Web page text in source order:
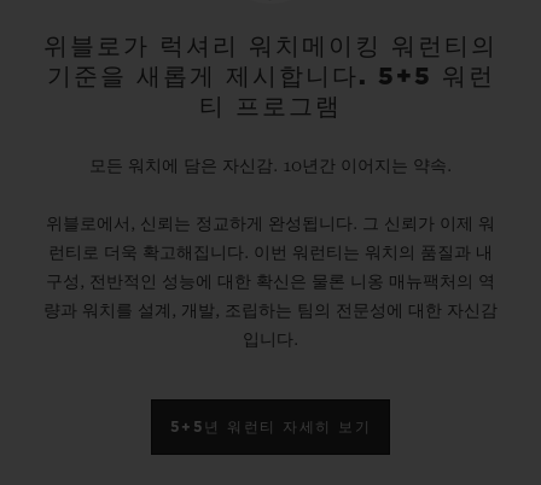
위블로가 럭셔리 워치메이킹 워런티의
기준을 새롭게 제시합니다. 5+5 워런
티 프로그램
모든 워치에 담은 자신감. 10년간 이어지는 약속.
위블로에서, 신뢰는 정교하게 완성됩니다. 그 신뢰가 이제 워
런티로 더욱 확고해집니다. 이번 워런티는 워치의 품질과 내
구성, 전반적인 성능에 대한 확신은 물론 니옹 매뉴팩처의 역
량과 워치를 설계, 개발, 조립하는 팀의 전문성에 대한 자신감
입니다.
5+5년 워런티 자세히 보기